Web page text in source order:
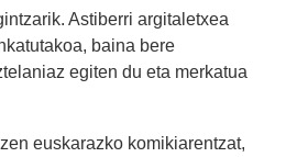
Astiberri argitaletxea
baina bere
egiten du eta merkatua
euskarazko komikiarentzat,